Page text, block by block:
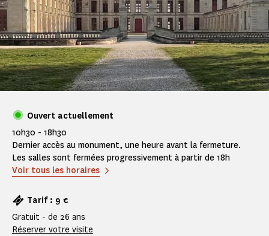
Ouvert actuellement
10h30 - 18h30
Dernier accès au monument, une heure avant la fermeture.
Les salles sont fermées progressivement à partir de 18h
Voir tous les horaires
Tarif : 9 €
Gratuit - de 26 ans
Réserver votre visite